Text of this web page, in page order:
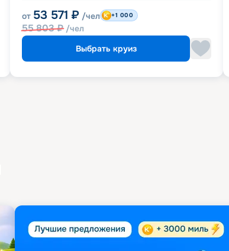
от 53 571 ₽ /чел
55 803₽ /чел
+1 000
Выбрать круиз